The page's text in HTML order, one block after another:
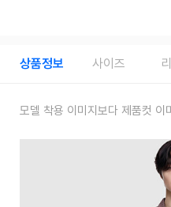
상품정보 사이즈
모델 착용 이미지보다 제품컷 이